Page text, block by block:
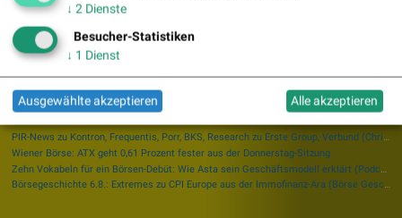
«
Meistgelesen >> mehr
AMCs für Österreich, gelistet an der Wiener Börse
PIR-News zu Kontron, Frequentis, Porr, BKS, Research zu Erste Group, Verbund (Christine Petzwinkler)
Wiener Börse: ATX geht 0,61 Prozent fester aus der Donnerstag-Sitzung
Börsegeschichte 6.8.: Extremes zu CPI Europe aus der Immofinanz-Ära (Börse Geschichte) (BörseGeschichte)
↓ 2 Dienste
Besucher-Statistiken
↓ 1 Dienst
Ausgewählte akzeptieren Alle akzeptieren